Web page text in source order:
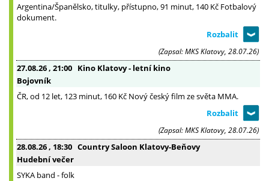
Argentina/Španělsko, titulky, přístupno, 91 minut, 140 Kč Fotbalový
dokument.
(Zapsal: MKS Klatovy, 28.07.26)
27.08.26 , 21:00 Kino Klatovy - letní kino
Bojovník
ČR, od 12 let, 123 minut, 160 Kč Nový český film ze světa MMA.
(Zapsal: MKS Klatovy, 28.07.26)
28.08.26 , 18:30 Country Saloon Klatovy-Beňovy
Hudební večer
SYKA band - folk